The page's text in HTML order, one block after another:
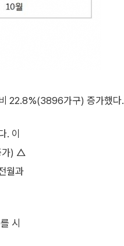
22.8%(3896가구) 증가했다.
. 이
가) △
월과
시